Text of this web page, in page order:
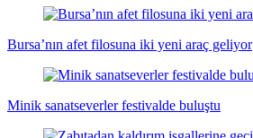
Bursa’nın afet filosuna iki yeni araç geliyor
Minik sanatseverler festivalde buluştu